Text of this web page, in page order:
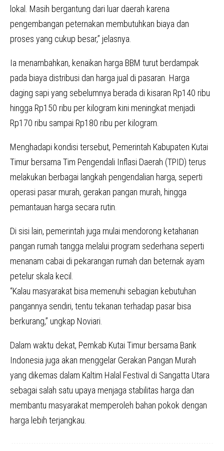
lokal. Masih bergantung dari luar daerah karena
pengembangan peternakan membutuhkan biaya dan
proses yang cukup besar,” jelasnya.
Ia menambahkan, kenaikan harga BBM turut berdampak
pada biaya distribusi dan harga jual di pasaran. Harga
daging sapi yang sebelumnya berada di kisaran Rp140 ribu
hingga Rp150 ribu per kilogram kini meningkat menjadi
Rp170 ribu sampai Rp180 ribu per kilogram.
Menghadapi kondisi tersebut, Pemerintah Kabupaten Kutai
Timur bersama Tim Pengendali Inflasi Daerah (TPID) terus
melakukan berbagai langkah pengendalian harga, seperti
operasi pasar murah, gerakan pangan murah, hingga
pemantauan harga secara rutin.
Di sisi lain, pemerintah juga mulai mendorong ketahanan
pangan rumah tangga melalui program sederhana seperti
menanam cabai di pekarangan rumah dan beternak ayam
petelur skala kecil.
“Kalau masyarakat bisa memenuhi sebagian kebutuhan
pangannya sendiri, tentu tekanan terhadap pasar bisa
berkurang,” ungkap Noviari.
Dalam waktu dekat, Pemkab Kutai Timur bersama Bank
Indonesia juga akan menggelar Gerakan Pangan Murah
yang dikemas dalam Kaltim Halal Festival di Sangatta Utara
sebagai salah satu upaya menjaga stabilitas harga dan
membantu masyarakat memperoleh bahan pokok dengan
harga lebih terjangkau.